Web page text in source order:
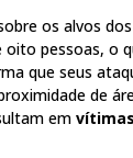
os alvos dos
pessoas, o
que seus
de
em